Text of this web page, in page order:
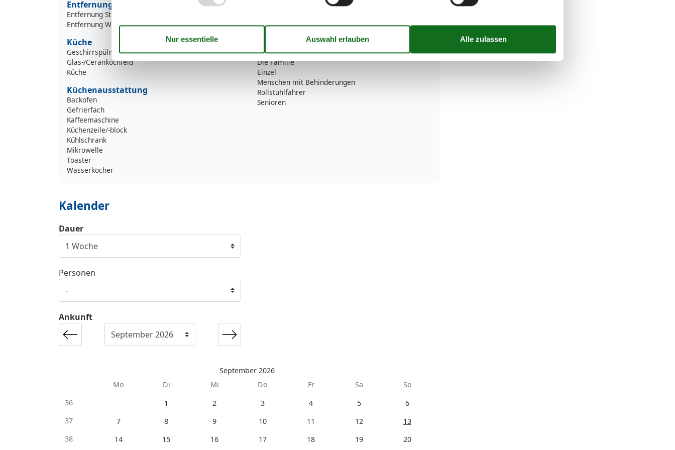
Entfernung
Entfernung Strand 100-500m
Entfernung Wanderweg/Radweg 100-500m
Küche
Geschirrspülmaschine
Glas-/Cerankochfeld
Küche
Küchenausstattung
Backofen
Gefrierfach
Kaffeemaschine
Küchenzeile/-block
Kühlschrank
Mikrowelle
Toaster
Wasserkocher
TV
Allergiker
Die Familie
Einzel
Menschen mit Behinderungen
Rollstuhlfahrer
Senioren
Kalender
Ankunft
September 2026
Mo
Di Mi Do Fr Sa
So
36
1 2 3 4 5
6
37
7 8 9 10 11 12
13
38
14 15 16 17 18 19 20
Dauer
Personen